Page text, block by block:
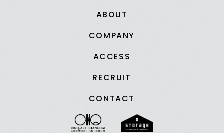
ABOUT
COMPANY
ACCESS
RECRUIT
CONTACT